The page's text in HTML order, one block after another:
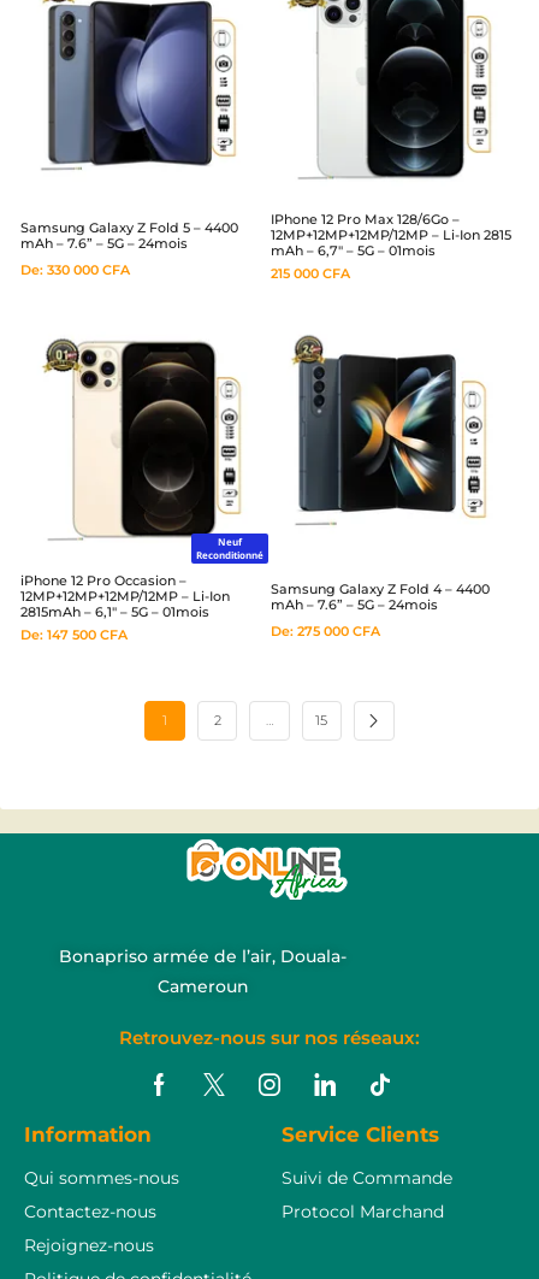
Samsung Galaxy Z Fold 5 – 4400
mAh – 7.6” – 5G – 24mois
De: 330 000 CFA
IPhone 12 Pro Max 128/6Go –
12MP+12MP+12MP/12MP – Li-Ion 2815
mAh – 6,7″ – 5G – 01mois
215 000 CFA
Neuf
Reconditionné
iPhone 12 Pro Occasion –
12MP+12MP+12MP/12MP – Li-Ion
2815mAh – 6,1″ – 5G – 01mois
De: 147 500 CFA
Samsung Galaxy Z Fold 4 – 4400
mAh – 7.6” – 5G – 24mois
De: 275 000 CFA
1 2 … 15
Bonapriso armée de l’air, Douala-
Cameroun
Retrouvez-nous sur nos réseaux:
Information
Qui sommes-nous
Contactez-nous
Rejoignez-nous
Service Clients
Suivi de Commande
Protocol Marchand